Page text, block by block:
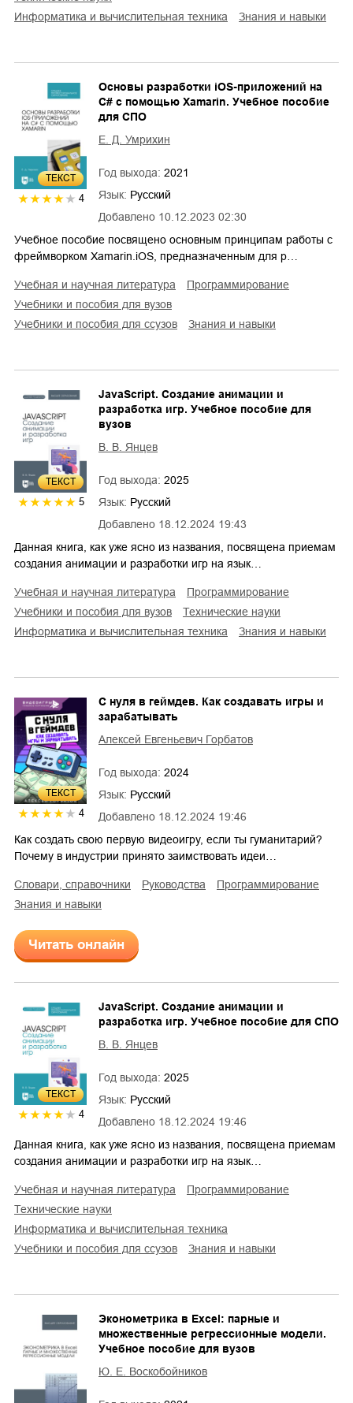
информатика и вычислительная техника
знания и навыки
ТЕКСТ
4
Добавлено 10.12.2023 02:30
Основы разработки iOS-приложений на
C# с помощью Xamarin. Учебное пособие
для СПО
Е. Д. Умрихин
Год выхода: 2021
Язык: Русский
Учебное пособие посвящено основным принципам работы с
фреймворком Xamarin.iOS, предназначенным для р…
учебная и научная литература
программирование
учебники и пособия для вузов
учебники и пособия для ссузов
знания и навыки
ТЕКСТ
5
Добавлено 18.12.2024 19:43
JavaScript. Создание анимации и
разработка игр. Учебное пособие для
вузов
В. В. Янцев
Год выхода: 2025
Язык: Русский
Данная книга, как уже ясно из названия, посвящена приемам
создания анимации и разработки игр на язык…
учебная и научная литература
программирование
учебники и пособия для вузов
технические науки
информатика и вычислительная техника
знания и навыки
ТЕКСТ
4 Добавлено 18.12.2024 19:46
С нуля в геймдев. Как создавать игры и
зарабатывать
Алексей Евгеньевич Горбатов
Год выхода: 2024
Язык: Русский
Как создать свою первую видеоигру, если ты гуманитарий?
Почему в индустрии принято заимствовать идеи…
словари, справочники руководства
программирование
знания и навыки
Читать онлайн
ТЕКСТ
4
Добавлено 18.12.2024 19:46
JavaScript. Создание анимации и
разработка игр. Учебное пособие для СПО
В. В. Янцев
Год выхода: 2025
Язык: Русский
Данная книга, как уже ясно из названия, посвящена приемам
создания анимации и разработки игр на язык…
учебная и научная литература
программирование
технические науки
информатика и вычислительная техника
учебники и пособия для ссузов
знания и навыки
Эконометрика в Excel: парные и
множественные регрессионные модели.
Учебное пособие для вузов
Ю. Е. Воскобойников